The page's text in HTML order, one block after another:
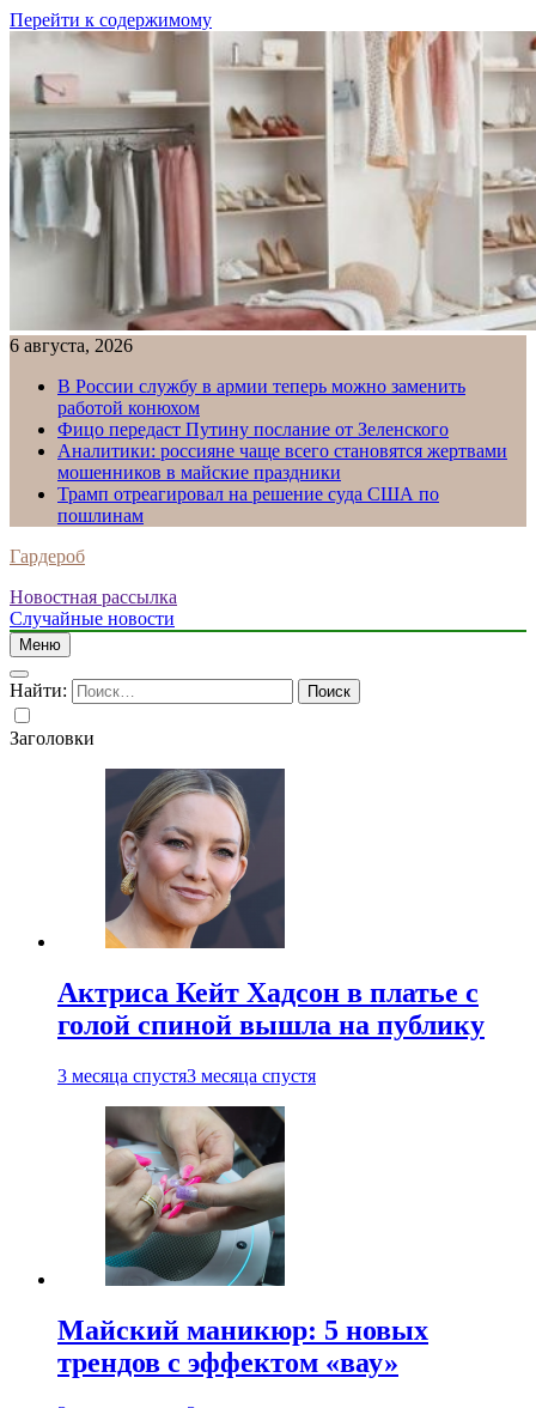
Перейти к содержимому
6 августа, 2026
В России службу в армии теперь можно заменить
работой конюхом
Фицо передаст Путину послание от Зеленского
Аналитики: россияне чаще всего становятся жертвами
мошенников в майские праздники
Трамп отреагировал на решение суда США по
пошлинам
Гардероб
Новостная рассылка
Случайные новости
Меню
Найти:
Заголовки
Актриса Кейт Хадсон в платье с
голой спиной вышла на публику
3 месяца спустя3 месяца спустя
Майский маникюр: 5 новых
трендов с эффектом «вау»